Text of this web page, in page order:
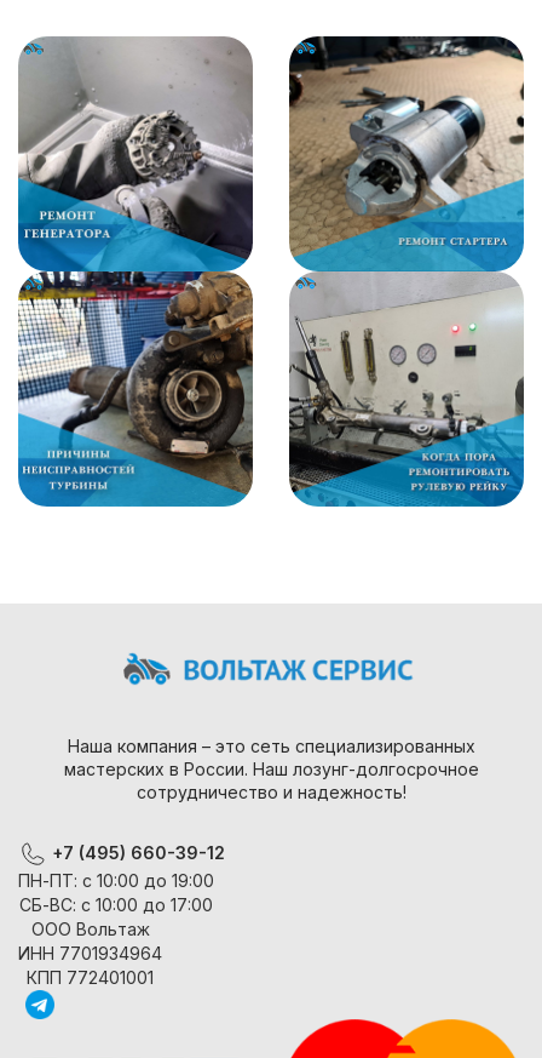
Наша компания – это сеть специализированных
мастерских в России. Наш лозунг-долгосрочное
сотрудничество и надежность!
+7 (495) 660-39-12
ПН-ПТ: с 10:00 до 19:00
СБ-ВС: с 10:00 до 17:00
ООО Вольтаж
ИНН 7701934964
КПП 772401001